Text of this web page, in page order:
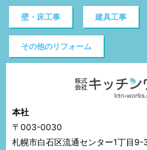
壁・床工事 建具工事
その他のリフォーム
本社
〒003-0030
札幌市白石区流通センター1丁目9-